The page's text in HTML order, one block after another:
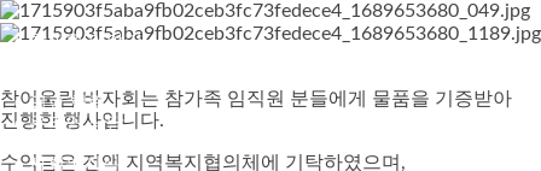
● 참의원 이야기
● 의료 협력
● 온라인 상담
● 사회복지실
참어울림 바자회는 참가족 임직원 분들에게 물품을 기증받아
진행한 행사입니다.
수익금은 전액 지역복지협의체에 기탁하였으며,